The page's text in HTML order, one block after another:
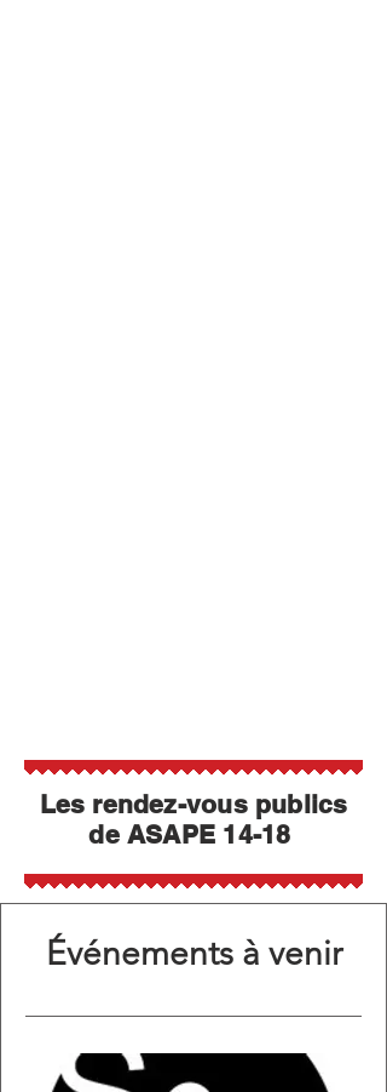
Les rendez-vous publics
de ASAPE 14-18
Événements à venir